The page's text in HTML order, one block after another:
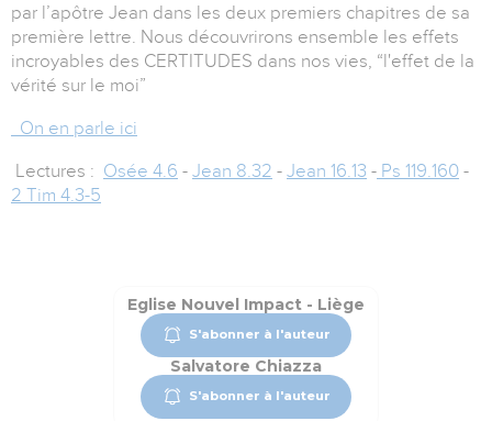
par l’apôtre Jean dans les deux premiers chapitres de sa
première lettre. Nous découvrirons ensemble les effets
incroyables des CERTITUDES dans nos vies, “l'effet de la
vérité sur le moi”
On en parle ici
Lectures : Osée 4.6 - Jean 8.32 - Jean 16.13 - Ps 119.160 -
2 Tim 4.3-5
Eglise Nouvel Impact - Liège
S'abonner à l'auteur
Salvatore Chiazza
S'abonner à l'auteur